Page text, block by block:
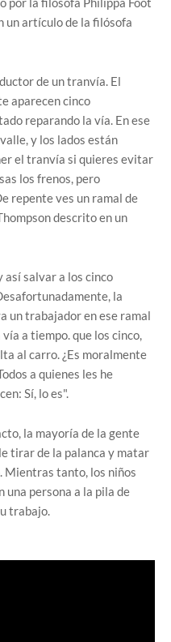
un artículo de la filósofa
de un tranvía. El
aparecen cinco
reparando la vía. En ese
y los lados están
el tranvía si quieres evitar
los frenos, pero
repente ves un ramal de
descrito en un
salvar a los cinco
la
un trabajador en ese ramal
a tiempo. que los cinco,
al carro. ¿Es moralmente
a quienes les he
Sí, lo es".
la mayoría de la gente
tirar de la palanca y matar
Mientras tanto, los niños
una persona a la pila de
trabajo.